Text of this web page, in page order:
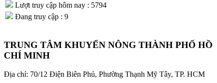
Lượt truy cập hôm nay : 5794
Đang truy cập : 9
TRUNG TÂM KHUYẾN NÔNG THÀNH PHỐ HỒ
CHÍ MINH
Địa chỉ: 70/12 Điện Biên Phủ, Phường Thạnh Mỹ Tây, TP. HCM